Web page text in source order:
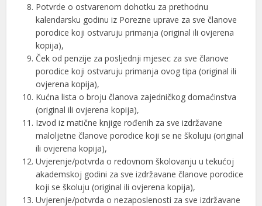
Potvrde o ostvarenom dohotku za prethodnu
kalendarsku godinu iz Porezne uprave za sve članove
porodice koji ostvaruju primanja (original ili ovjerena
kopija),
Ček od penzije za posljednji mjesec za sve članove
porodice koji ostvaruju primanja ovog tipa (original ili
ovjerena kopija),
Kućna lista o broju članova zajedničkog domaćinstva
(original ili ovjerena kopija),
Izvod iz matične knjige rođenih za sve izdržavane
maloljetne članove porodice koji se ne školuju (original
ili ovjerena kopija),
Uvjerenje/potvrda o redovnom školovanju u tekućoj
akademskoj godini za sve izdržavane članove porodice
koji se školuju (original ili ovjerena kopija),
Uvjerenje/potvrda o nezaposlenosti za sve izdržavane